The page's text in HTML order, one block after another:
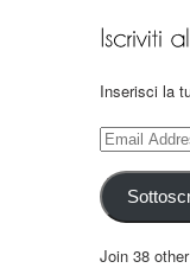
Inserisci la
Email
Address
Join 38